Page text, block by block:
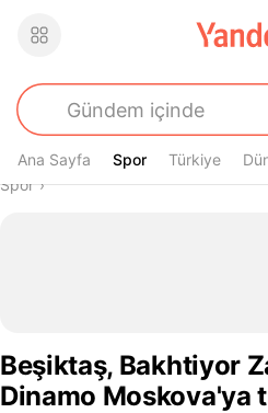
Ana Sayfa Spor
Spor Türkiye
Buradasın
Spor›
Beşiktaş, Bakhtiyor
Dinamo Moskova'ya